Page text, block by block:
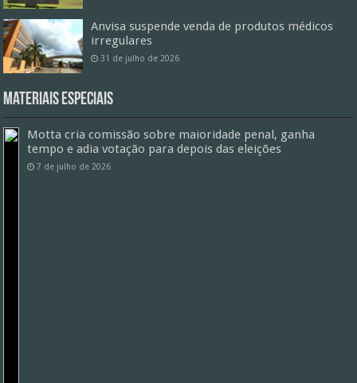
Anvisa suspende venda de produtos médicos
irregulares
31 de julho de 2026
Materiais especiais
Motta cria comissão sobre maioridade penal, ganha
tempo e adia votação para depois das eleições
7 de julho de 2026